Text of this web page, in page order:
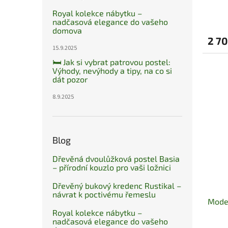
Royal kolekce nábytku –
nadčasová elegance do vašeho
domova
15.9.2025
🛏️ Jak si vybrat patrovou postel:
Výhody, nevýhody a tipy, na co si
dát pozor
8.9.2025
Blog
Dřevěná dvoulůžková postel Basia
– přírodní kouzlo pro vaši ložnici
Dřevěný bukový kredenc Rustikal –
návrat k poctivému řemeslu
Royal kolekce nábytku –
nadčasová elegance do vašeho
2